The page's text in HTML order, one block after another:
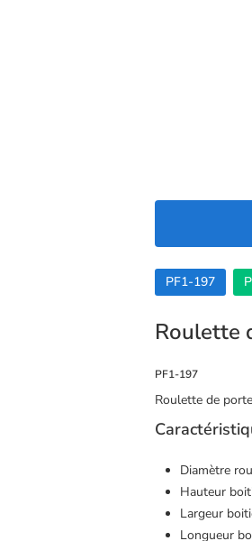
PF1-197
Roulette
PF1-197
Roulette de
Diamètre
Hauteur
Largeur
Longueur